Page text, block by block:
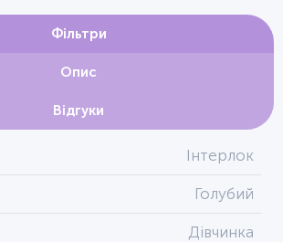
Фільтри
Опис
Відгуки
Інтерлок
Голубий
Дівчинка